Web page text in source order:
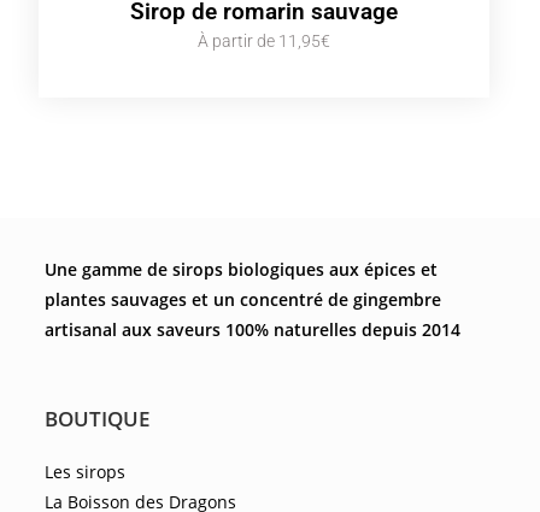
Sirop de romarin sauvage
À partir de 11,95€
Une gamme de sirops biologiques aux épices et
plantes sauvages et un concentré de gingembre
artisanal aux saveurs 100% naturelles depuis 2014
BOUTIQUE
Les sirops
La Boisson des Dragons